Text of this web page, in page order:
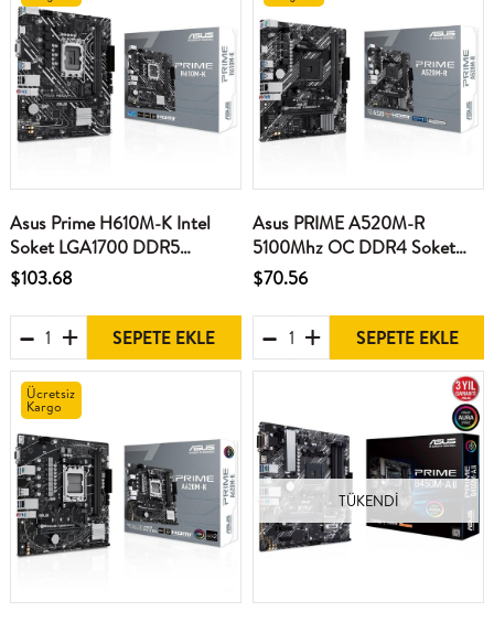
Asus Prime H610M-K Intel
Soket LGA1700 DDR5
5600MHz mATX Gaming
$103.68
SEPETE EKLE
Asus PRIME A520M-R
5100Mhz OC DDR4 Soket
AM4 M.2 HDMI mATX
$70.56
SEPETE EKLE
Ücretsiz
Kargo
TÜKENDI